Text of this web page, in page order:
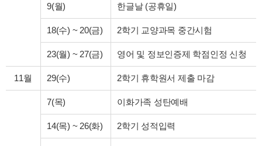
9(월) 한글날 (공휴일)
18(수) ~ 20(금) 2학기 교양과목 중간시험
23(월) ~ 27(금) 영어 및 정보인증제 학점인정 신청
11월 29(수) 2학기 휴학원서 제출 마감
7(목) 이화가족 성탄예배
14(목) ~ 26(화) 2학기 성적입력